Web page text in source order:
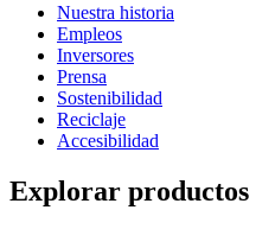
Nuestra historia
Empleos
Inversores
Prensa
Sostenibilidad
Reciclaje
Accesibilidad
Explorar productos